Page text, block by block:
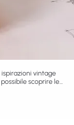
vintage
Comfort & Co., tra
Le sue